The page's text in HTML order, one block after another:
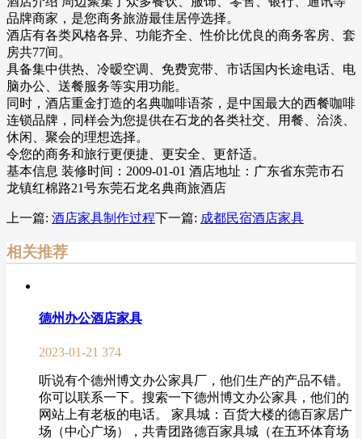
品牌商家，是您商务旅游最佳居停选择。
酒店有各类风格各异、功能齐全、性价比优良的商务客房、套
房共77间。
具备集中供热、冷暧空调、免费宽带、市话国内长途电话、电
脑办公、送餐服务等实用功能。
同时，酒店重金打造的名典咖啡语茶，是中国最大的西餐咖啡
连锁品牌，同样会为您提供在石龙的各类社交、用餐、洽淡、
休闲、聚会的理想选择。
令您的商务和旅行更便捷、更安全、更舒适。
基本信息 装修时间：2009-01-01 酒店地址：广东省东莞市石
龙镇红棉路21号东莞石龙名典商旅酒店
上一篇: 酒店家具制作过程下一篇: 成都民宿酒店家具
相关推荐
德州办公酒店家具
2023-01-21 374
听说有个德州博文办公家具厂，他们生产的产品不错。
你可以联系一下。搜索一下德州博文办公家具，他们的
网站上有老板的电话。 家具城：百货大楼的德百家居广
场（中心广场），共青团路德百家具城（在五环体育场